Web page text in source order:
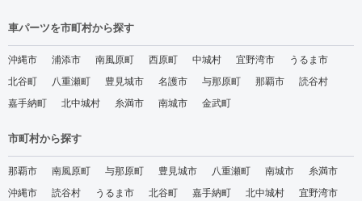
車パーツを市町村から探す
沖縄市 浦添市 南風原町 西原町 中城村 宜野湾市
うるま市
北谷町
八重瀬町 豊見城市 名護市 与那原町 那覇市
読谷村
嘉手納町
北中城村 糸満市 南城市 金武町
市町村から探す
那覇市 南風原町 与那原町 豊見城市 八重瀬町 南城市
糸満市
沖縄市
読谷村 うるま市 北谷町 嘉手納町 北中城村
宜野湾市